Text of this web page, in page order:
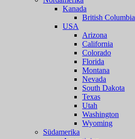
Kanada
British Columbia
USA
Arizona
California
Colorado
Florida
Montana
Nevada
South Dakota
Texas
Utah
Washington
Wyoming
Südamerika